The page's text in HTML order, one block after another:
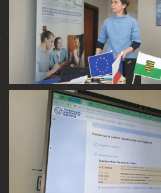
VIEW